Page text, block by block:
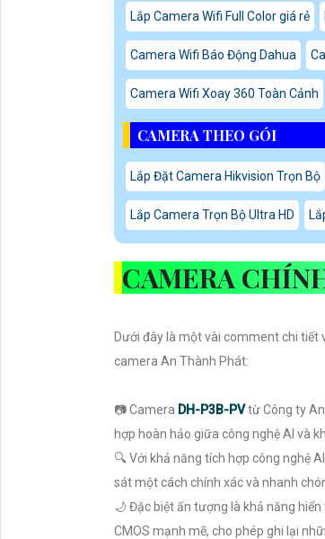
Lắp Camera Wifi Full Color giá rẻ
Camera Wifi Báo Động Dahua
Camera Wifi Xoay 360 Toàn Cảnh
CAMERA THEO GÓI
Lắp Đặt Camera Hikvision Trọn Bộ
Lắp Camera Trọn Bộ Ultra HD
CAMERA
Dưới đây là một vài comment chi tiết
camera An Thành Phát:
📷 Camera DH-P3B-PVtừ Công ty
hợp hoàn hảo giữa công nghệ AI và
🔍 Với khả năng tích hợp công nghệ
sát một cách chính xác và nhanh
🌙 Đặc biệt ấn tượng là khả năng
CMOS mạnh mẽ, cho phép ghi lại